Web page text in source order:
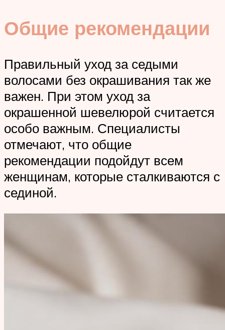
Общие рекомендации
Правильный уход за седыми
волосами без окрашивания так же
важен. При этом уход за
окрашенной шевелюрой считается
особо важным. Специалисты
отмечают, что общие
рекомендации подойдут всем
женщинам, которые сталкиваются с
сединой.